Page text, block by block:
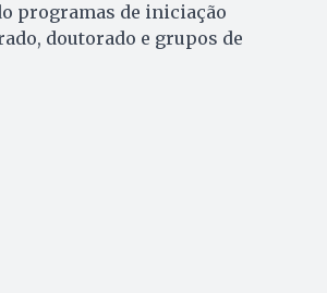
programas de iniciação
doutorado e grupos de